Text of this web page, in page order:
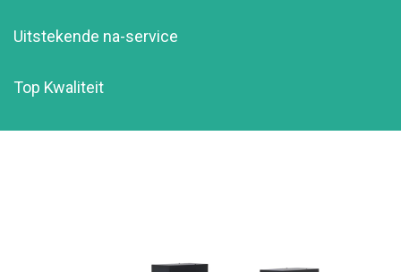
Uitstekende na-service
Top Kwaliteit